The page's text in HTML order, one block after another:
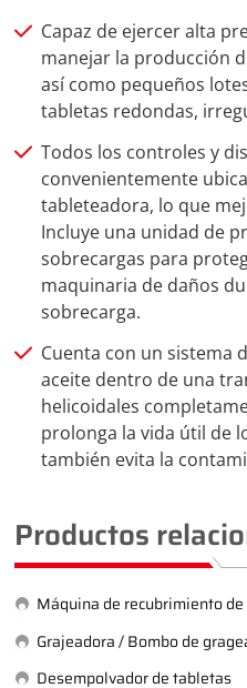
Capaz de ejercer alta
manejar la producción
así como pequeños
tabletas redondas,
Todos los controles y
convenientemente
tableteadora, lo que
Incluye una unidad de
sobrecargas para
maquinaria de daños
sobrecarga.
Cuenta con un sistema
aceite dentro de una
helicoidales
prolonga la vida útil de
también evita la
Productos
Máquina de recubrimiento
Grajeadora / Bombo de
Desempolvador de tabletas